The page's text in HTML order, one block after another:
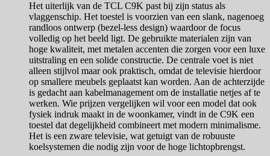
Het uiterlijk van de TCL C9K past bij zijn status als
vlaggenschip. Het toestel is voorzien van een slank, nagenoeg
randloos ontwerp (bezel-less design) waardoor de focus
volledig op het beeld ligt. De gebruikte materialen zijn van
hoge kwaliteit, met metalen accenten die zorgen voor een luxe
uitstraling en een solide constructie. De centrale voet is niet
alleen stijlvol maar ook praktisch, omdat de televisie hierdoor
op smallere meubels geplaatst kan worden. Aan de achterzijde
is gedacht aan kabelmanagement om de installatie netjes af te
werken. Wie prijzen vergelijken wil voor een model dat ook
fysiek indruk maakt in de woonkamer, vindt in de C9K een
toestel dat degelijkheid combineert met modern minimalisme.
Het is een zware televisie, wat getuigt van de robuuste
koelsystemen die nodig zijn voor de hoge lichtopbrengst.